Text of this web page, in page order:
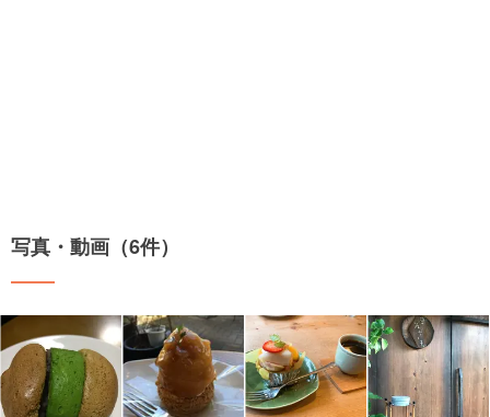
写真・動画（6件）